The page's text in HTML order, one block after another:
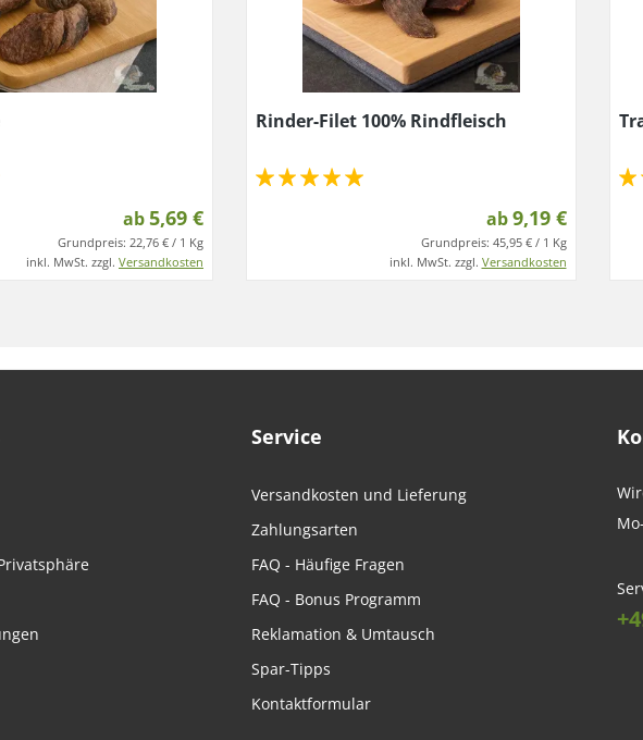
ab5,69 €
Grundpreis: 22,76 € / 1 Kg
inkl. MwSt. zzgl. Versandkosten
Rinder-Filet 100% Rindfleisch
ab9,19 €
Grundpreis: 45,95 € / 1 Kg
inkl. MwSt. zzgl. Versandkosten
Service
Versandkosten und Lieferung
Zahlungsarten
FAQ - Häufige Fragen
FAQ - Bonus Programm
Reklamation & Umtausch
Spar-Tipps
Kontaktformular